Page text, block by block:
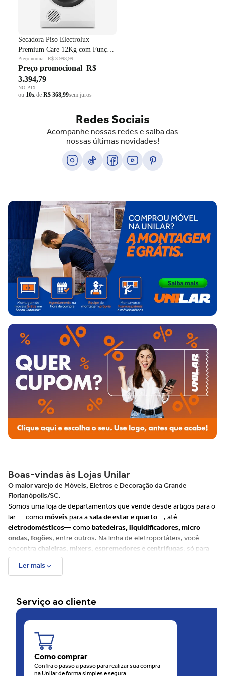
Secadora Piso Electrolux
Premium Care 12Kg com Função
AutoSense SFP12 Branco 220V
Preço normalR$ 3.998,99
Preço promocional R$
3.394,79
NO PIX
ou 10x de R$ 368,99sem juros
Redes Sociais
Acompanhe nossas redes e saiba das
nossas últimas novidades!
Boas-vindas às Lojas Unilar
O maior varejo de Móveis, Eletros e Decoração da Grande
Florianópolis/SC.
Somos uma loja de departamentos que vende desde artigos para o
lar — comomóveispara asala de estar e quarto—, até
eletrodomésticos— comobatedeiras, liquidificadores, micro-
ondas, fogões, entre outros. Na linha de eletroportáteis, você
encontrachaleiras, mixers, espremedores e centrífugas , só para
citar alguns exemplos.
Além disso, há muitos itens para
uma ampla variedade de produtos de cuidados com
balanças. Já para o seubebê, disponibilizamos uma linha
completaque envolve, entre outros produtos,bebês conforto e
carrinhos.
Além do site, as Lojas Unilar têm 4 unidades físicas na
Florianópolis, sendo uma rede em franca expansão. São
de consideração e carinho com o consumidor.
O motivo disso é que as Lojas Unilar oferecem sempre muitas
Ler mais
Serviço ao cliente
Como comprar
Confira o passo a passo para realizar sua compra
na Unilar de forma simples e segura.